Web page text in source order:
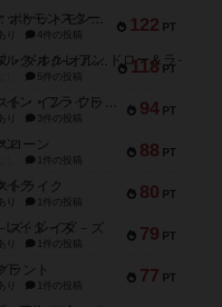
122 PT
ドブル：ポケットモンスター
り 4件の投稿
118 PT
ジャンヌ・ダルク-オルレアン ドロー＆ライト
5件の投稿
94 PT
ファースト・イン・フライト
り 3件の投稿
88 PT
ローン
1件の投稿
80 PT
トライク
り 1件の投稿
79 PT
ズ・レイダ－ズ
り 1件の投稿
77 PT
ラント
り 1件の投稿